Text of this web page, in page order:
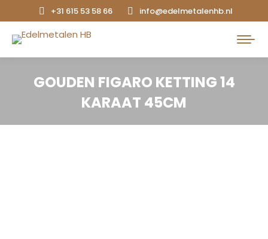
+31 615 53 58 66 info@edelmetalenhb.nl
Search:
GOUDEN FIGARO KETTING 14
KARAAT 45CM